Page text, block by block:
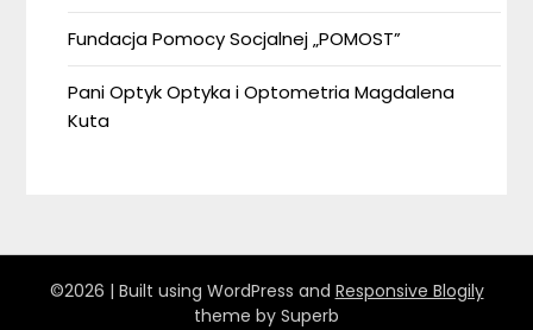
Fundacja Pomocy Socjalnej „POMOST”
Pani Optyk Optyka i Optometria Magdalena
Kuta
©2026 | Built using WordPress and Responsive Blogily
theme by Superb